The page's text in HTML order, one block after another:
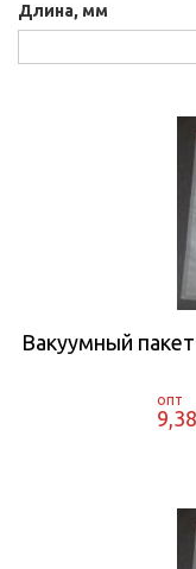
Длина, мм
Вакуумный